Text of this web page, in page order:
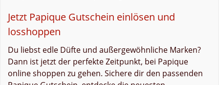
Jetzt Papique Gutschein einlösen und
losshoppen
Du liebst edle Düfte und außergewöhnliche Marken?
Dann ist jetzt der perfekte Zeitpunkt, bei Papique
online shoppen zu gehen. Sichere dir den passenden